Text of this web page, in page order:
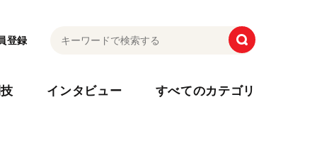
登録
インタビュー すべてのカテゴリ